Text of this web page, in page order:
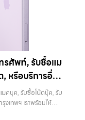
ารทำงานของระบบต่างๆ
ใช้งานได้ปกติหรือไม่
งานหรือไม่ อีกจุดที่
นู Battery Health หาก
เครื่องที่แบตเสื่อม ในบาง
แต่ควรคำนวณต้นทุนให้
ราคาตลาดก่อนขายเป็น
คข้อมูล ทำให้โดนกด
ยบราคาจากหลายแหล่ง
มของราคาในตลาด
าท
พร้อมดีไซน์ขอบ
Bionic และกล้องคู่ที่ดี
อได้ที่ 8,750 บาทราคา
อ iPhone, Samsung,
ทันที ครอบคลุมพื้นที่
ล, รามอินทรา และเขต
ท็บเล็ต และอุปกรณ์ไอที
แล้วอาจกลายเป็นของ
อเป็นทางเลือกให้คุณ
ดได้ทันที ด้วยบริการ รับ
รบวงจร ไม่ว่าคุณจะอยู่
การถึงที่ในพื้นที่ “ใกล้
รศัพท์, รับซื้อแม
หรือบริการอื่นๆ
อมให้บริการครบ
คบุค, รับซื้อโน๊ตบุ๊ค, รับ
งเทพฯ เราพร้อมให้